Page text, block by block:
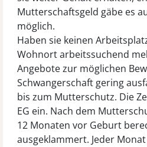
Mutterschaftsgeld gäbe es
möglich.
Haben sie keinen
Wohnort arbeitssuchend
Angebote zur möglichen
Schwangerschaft gering
bis zum Mutterschutz. Die
EG ein. Nach dem
12 Monaten vor Geburt
ausgeklammert. Jeder